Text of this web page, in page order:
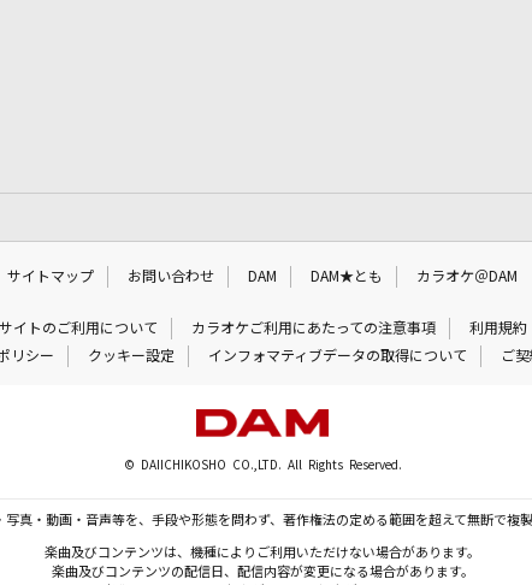
サイトマップ お問い合わせ DAM DAM★とも カラオケ＠DAM
サイトのご利用について カラオケご利用にあたっての注意事項
利用規約
リシー クッキー設定 インフォマティブデータの取得について ご
© DAIICHIKOSHO CO.,LTD. All Rights Reserved.
真・動画・音声等を、手段や形態を問わず、著作権法の定める範囲を超えて無断で複
楽曲及びコンテンツは、機種によりご利用いただけない場合があります。
楽曲及びコンテンツの配信日、配信内容が変更になる場合があります。